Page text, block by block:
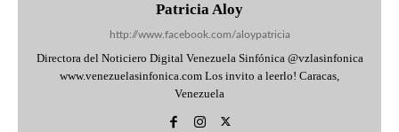
Patricia Aloy
http://www.facebook.com/aloypatricia
Directora del Noticiero Digital Venezuela Sinfónica @vzlasinfonica
www.venezuelasinfonica.com Los invito a leerlo! Caracas,
Venezuela